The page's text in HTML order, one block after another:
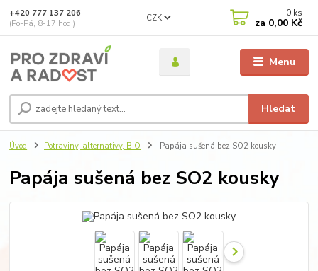
Menu
CZK
Hledat
+420 777 137 206
(Po-Pá, 8-17 hod.)
0 ks
za 0,00 Kč
Úvod Potraviny, alternativy, BIO Papája sušená bez SO2 kousky
Papája sušená bez SO2 kousky